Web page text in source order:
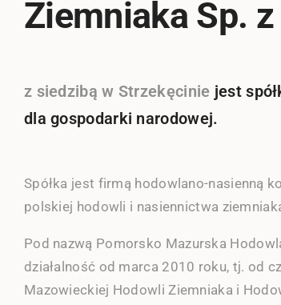
Ziemniaka Sp.
z siedzibą w Strzekęcinie jest
dla gospodarki narodowej.
Spółka jest firmą hodowlano-nasienną
polskiej hodowli i nasiennictwa
Pod nazwą Pomorsko Mazurska
działalność od marca 2010 roku, tj. od
Mazowieckiej Hodowli Ziemniaka i